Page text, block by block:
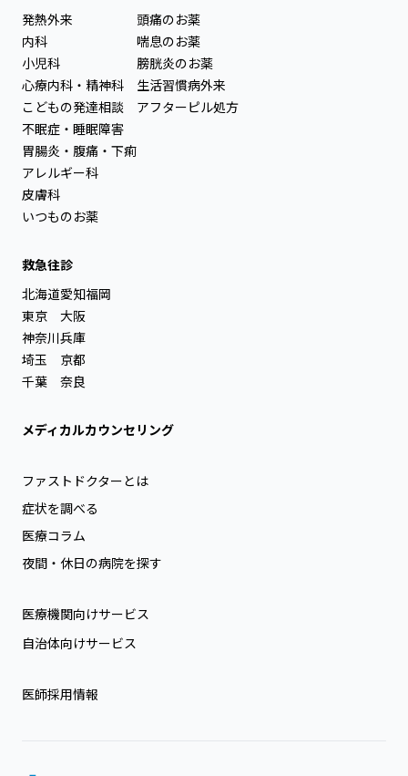
発熱外来
内科
小児科
心療内科・精神科
こどもの発達相談
不眠症・睡眠障害
胃腸炎・腹痛・下痢
アレルギー科
皮膚科
いつものお薬
頭痛のお薬
喘息のお薬
膀胱炎のお薬
生活習慣病外来
アフターピル処方
救急往診
北海道
東京
神奈川
埼玉
千葉
愛知
大阪
兵庫
京都
奈良
福岡
メディカルカウンセリング
ファストドクターとは
症状を調べる
医療コラム
夜間・休日の病院を探す
医療機関向けサービス
自治体向けサービス
医師採用情報